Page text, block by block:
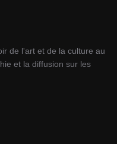
de l'art et de la culture au
et la diffusion sur les